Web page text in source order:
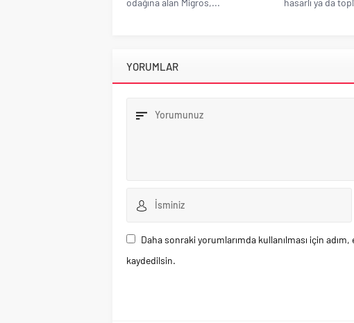
odağına alan Migros,...
hasarlı ya da
YORUMLAR
Daha sonraki yorumlarımda kullanılması için
kaydedilsin.